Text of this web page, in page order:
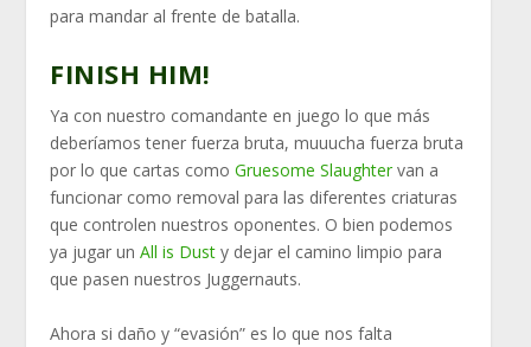
para mandar al frente de batalla.
FINISH HIM!
Ya con nuestro comandante en juego lo que más
deberíamos tener fuerza bruta, muuucha fuerza bruta
por lo que cartas comoGruesome Slaughter van a
funcionar como removal para las diferentes criaturas
que controlen nuestros oponentes. O bien podemos
ya jugar unAll is Dust y dejar el camino limpio para
que pasen nuestros Juggernauts.
Ahora si daño y “evasión” es lo que nos falta